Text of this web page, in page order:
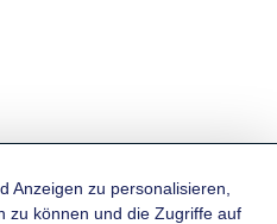
Anzeigen zu personalisieren,
zu können und die Zugriffe auf